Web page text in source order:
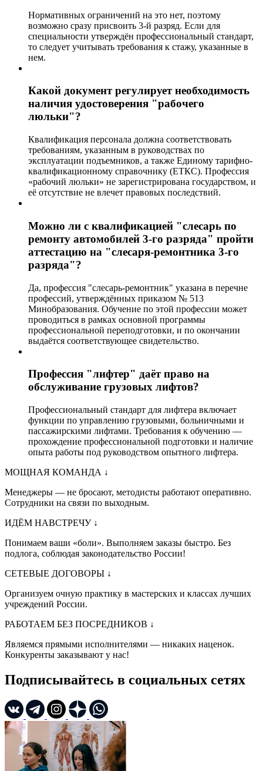
Нормативных ограничений на это нет, поэтому
возможно сразу присвоить 3-й разряд. Если для
специальности утверждён профессиональный стандарт,
то следует учитывать требования к стажу, указанные в
нем.
Какой документ регулирует необходимость
наличия удостоверения "рабочего
люльки"?
Квалификация персонала должна соответствовать
требованиям, указанным в руководствах по
эксплуатации подъемников, а также Единому тарифно-
квалификационному справочнику (ЕТКС). Профессия
«рабочий люльки» не зарегистрирована государством, и
её отсутствие не влечет правовых последствий.
Можно ли с квалификацией "слесарь по
ремонту автомобилей 3-го разряда" пройти
аттестацию на "слесаря-ремонтника 3-го
разряда"?
Да, профессия "слесарь-ремонтник" указана в перечне
профессий, утверждённых приказом № 513
Минобразования. Обучение по этой профессии может
проводиться в рамках основной программы
профессиональной переподготовки, и по окончании
выдаётся соответствующее свидетельство.
Профессия "лифтер" даёт право на
обслуживание грузовых лифтов?
Профессиональный стандарт для лифтера включает
функции по управлению грузовыми, больничными и
пассажирскими лифтами. Требования к обучению —
прохождение профессиональной подготовки и наличие
опыта работы под руководством опытного лифтера.
МОЩНАЯ КОМАНДА ↓
Менеджеры — не бросают, методисты работают оперативно.
Сотрудники на связи по выходным.
ИДЁМ НАВСТРЕЧУ ↓
Понимаем ваши «боли». Выполняем заказы быстро. Без
подлога, соблюдая законодательство России!
СЕТЕВЫЕ ДОГОВОРЫ ↓
Организуем очную практику в мастерских и классах лучших
учреждений России.
РАБОТАЕМ БЕЗ ПОСРЕДНИКОВ ↓
Являемся прямыми исполнителями — никаких наценок.
Конкуренты заказывают у нас!
Подписывайтесь в социальных сетях